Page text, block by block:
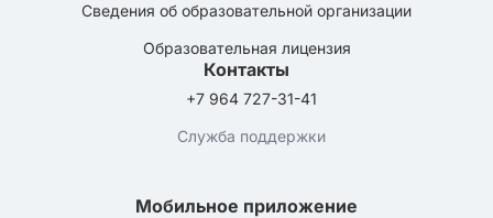
Сведения об образовательной организации
Образовательная лицензия
Контакты
+7 964 727-31-41
Служба поддержки
Мобильное приложение